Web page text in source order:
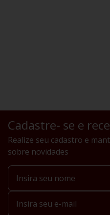
Cadastre- se e
Realize seu cadastro e
sobre novidades